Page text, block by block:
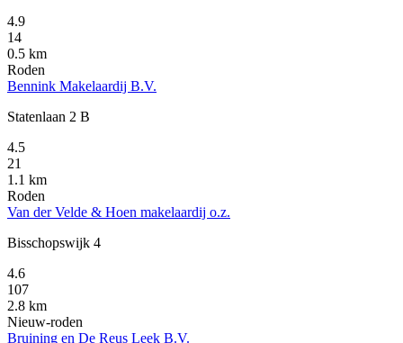
4.9
14
0.5 km
Roden
Bennink Makelaardij B.V.
Statenlaan 2 B
4.5
21
1.1 km
Roden
Van der Velde & Hoen makelaardij o.z.
Bisschopswijk 4
4.6
107
2.8 km
Nieuw-roden
Bruining en De Reus Leek B.V.